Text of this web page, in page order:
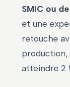
SMIC ou
et une
retouche
production,
atteindre 2